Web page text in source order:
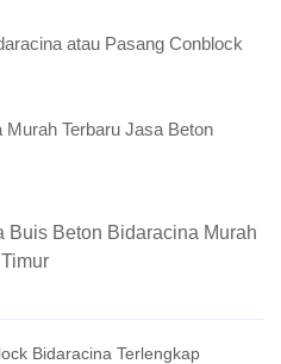
atau Pasang Conblock
Terbaru Jasa Beton
Buis Beton Bidaracina Murah
Bidaracina Terlengkap